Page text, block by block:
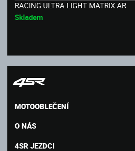
RACING ULTRA LIGHT MATRIX AR
Skladem
MOTOOBLEČENÍ
O NÁS
4SR JEZDCI